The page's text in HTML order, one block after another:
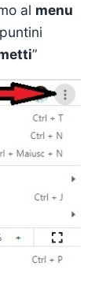
al menu
”